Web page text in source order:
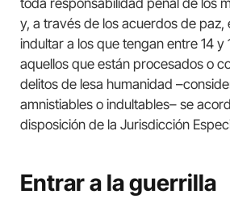
toda responsabilidad penal de los
y, a través de los acuerdos de paz,
indultar a los que tengan entre 14 y
aquellos que están procesados o
delitos de lesa humanidad
amnistiables o indultables– se
disposición de la Jurisdicción
Entrar a la guerrilla